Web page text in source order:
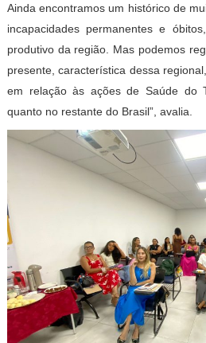
Ainda encontramos um histórico de
incapacidades permanentes e
produtivo da região. Mas podemos
presente, característica dessa
em relação às ações de Saúde do
quanto no restante do Brasil”, avalia.